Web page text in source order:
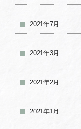
2021年7月
2021年3月
2021年2月
2021年1月